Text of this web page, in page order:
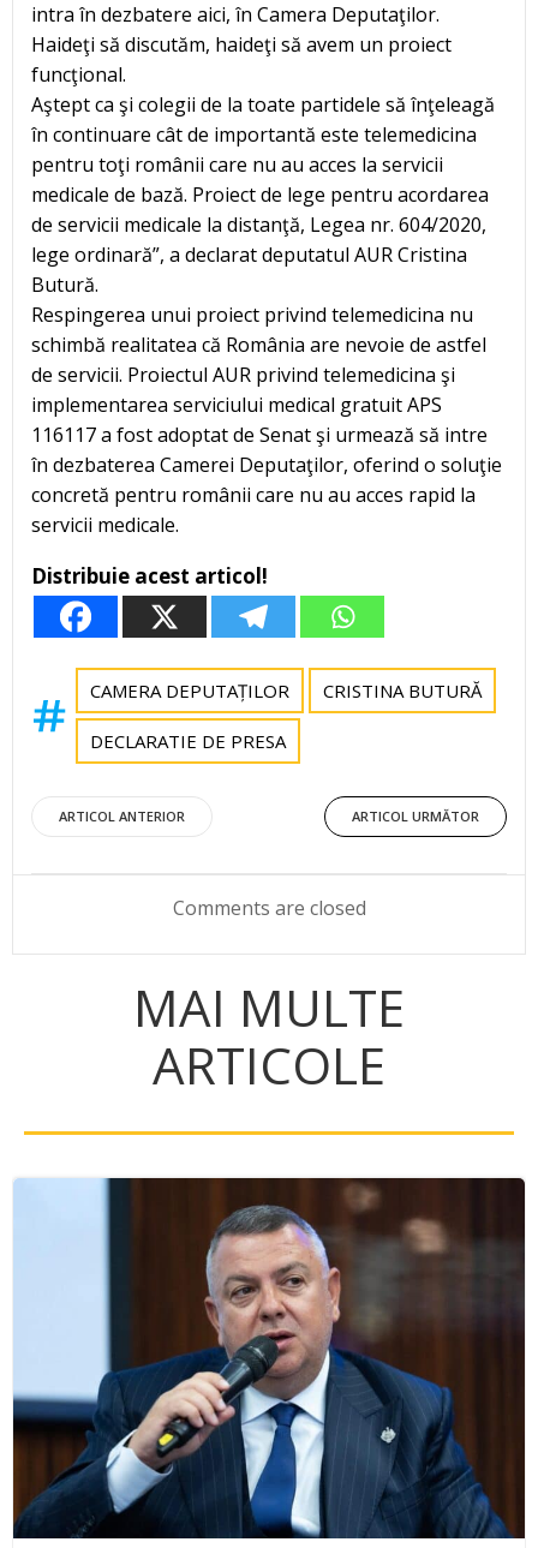
intra în dezbatere aici, în Camera Deputaţilor.
Haideţi să discutăm, haideţi să avem un proiect
funcţional.
Aştept ca şi colegii de la toate partidele să înţeleagă
în continuare cât de importantă este telemedicina
pentru toţi românii care nu au acces la servicii
medicale de bază. Proiect de lege pentru acordarea
de servicii medicale la distanţă, Legea nr. 604/2020,
lege ordinară”, a declarat deputatul AUR Cristina
Butură.
Respingerea unui proiect privind telemedicina nu
schimbă realitatea că România are nevoie de astfel
de servicii. Proiectul AUR privind telemedicina şi
implementarea serviciului medical gratuit APS
116117 a fost adoptat de Senat şi urmează să intre
în dezbaterea Camerei Deputaţilor, oferind o soluţie
concretă pentru românii care nu au acces rapid la
servicii medicale.
Distribuie acest articol!
CAMERA DEPUTAȚILOR CRISTINA BUTURĂ
DECLARATIE DE PRESA
Post
navigation
ARTICOL ANTERIOR
Post
navigation
ARTICOL URMĂTOR
Comments are closed
MAI MULTE
ARTICOLE